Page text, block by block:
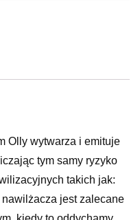
Olly wytwarza i emituje
tym samy ryzyko
takich jak:
jest zalecane